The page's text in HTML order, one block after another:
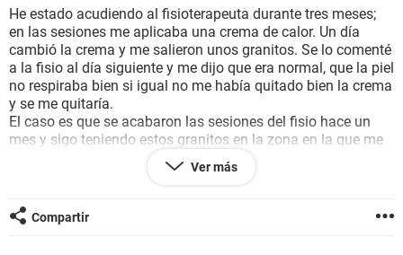
SEXUALIDAD
GLOSARIO
He estado acudiendo al fisioterapeuta durante tres meses;
en las sesiones me aplicaba una crema de calor. Un día
cambió la crema y me salieron unos granitos. Se lo comenté
a la fisio al día siguiente y me dijo que era normal, que la piel
no respiraba bien si igual no me había quitado bien la crema
y se me quitaría.
El caso es que se acabaron las sesiones del fisio hace un
mes y sigo teniendo estos granitos en la zona en la que me
aplicaban la crema. Además, me pican y de rascarme
algunos se me han infectado.
Todavía no he ido al médico, primero por tiempo y segundo
porque pensaba que en unos días se iría... pero estoy
Ver más
Compartir